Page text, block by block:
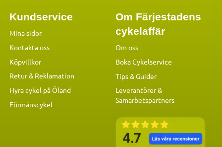
Kundservice
Mina sidor
Kontakta oss
Köpvillkor
Retur & Reklamation
Hyra cykel på Öland
Förmånscykel
Om Färjestadens
cykelaffär
Om oss
Boka Cykelservice
Tips & Guider
Leverantörer &
Samarbetspartners